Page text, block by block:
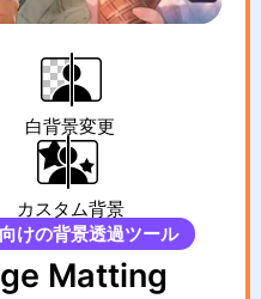
白背景変更
カスタム背景
けの背景透過ツール
Matting